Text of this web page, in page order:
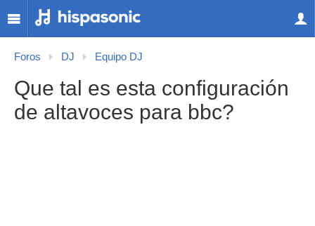
Foros DJ Equipo DJ
Que tal es esta configuración
de altavoces para bbc?